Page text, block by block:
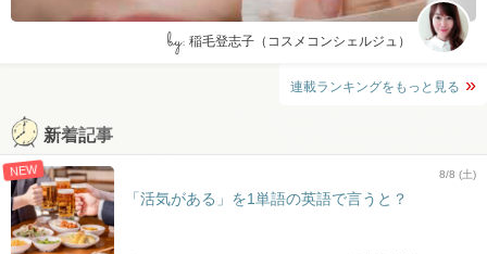
by: 稲毛登志子（コスメコンシェルジュ）
連載ランキングをもっと見る
新着記事
NEW 8/8 (土)
「活気がある」を1単語の英語で言うと？